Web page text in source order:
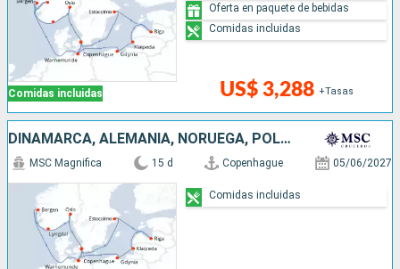
Comidas incluidas US$ 3,288 +Tasas
Oferta en paquete de bebidas
Comidas incluidas
DINAMARCA, ALEMANIA, NORUEGA, POLONIA, LITUANIA, LETONIA, SUECIA
MSC Magnifica 15 d Copenhague 05/06/2027
Comidas incluidas